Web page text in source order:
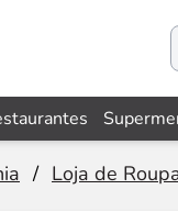
/ Loja de